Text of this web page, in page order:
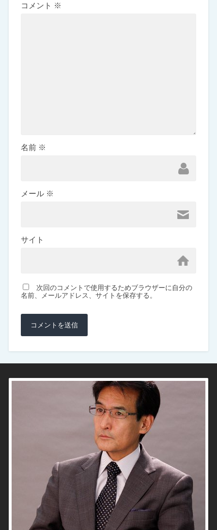
コメント ※
名前 ※
メール ※
サイト
次回のコメントで使用するためブラウザーに自分の
名前、メールアドレス、サイトを保存する。